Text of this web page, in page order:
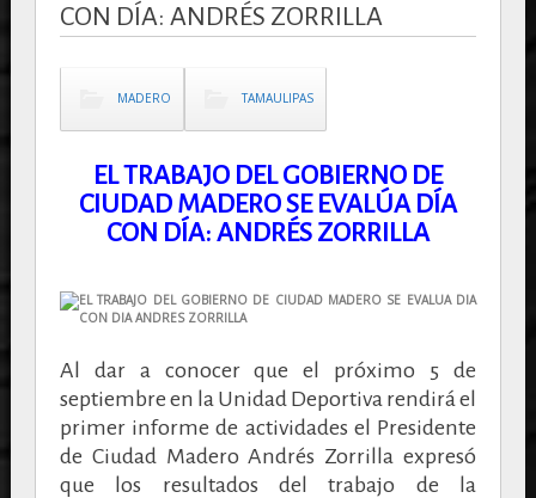
CON DÍA: ANDRÉS ZORRILLA
MADERO TAMAULIPAS
EL TRABAJO DEL GOBIERNO DE
CIUDAD MADERO SE EVALÚA DÍA
CON DÍA: ANDRÉS ZORRILLA
Al dar a conocer que el próximo 5 de
septiembre en la Unidad Deportiva rendirá el
primer informe de actividades el Presidente
de Ciudad Madero Andrés Zorrilla expresó
que los resultados del trabajo de la